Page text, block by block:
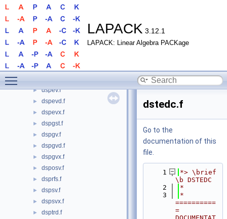
LAPACK 3.12.1
LAPACK: Linear Algebra PACKage
► dsbgvd.f
► dsbgvx.f
► dsbtrd.f
► dsfrk.f
► dsgesv.f
► dspev.f
► dspevd.f
► dspevx.f
► dspgst.f
► dspgv.f
► dspgvd.f
► dspgvx.f
► dsposv.f
► dsprfs.f
► dspsv.f
► dspsvx.f
► dsptrd.f
dstedc.f
Go to the
documentation of this
file.
    1
*> \brief
\b DSTEDC
    2
*
    3
*
==========
=